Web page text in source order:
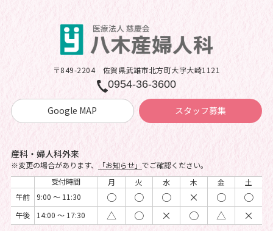
〒849-2204 佐賀県武雄市北方町大字大崎1121
0954-36-3600
Google MAP スタッフ募集
産科・婦人科外来
※変更の場合があります、 「お知らせ」 でご確認ください。
受付時間
月 火 水 木 金
土
午前
9:00 ～ 11:30 ○ ○ ○ × ○ ○
午後 14:00 ～ 17:30 △ ○ × ○ △ ×